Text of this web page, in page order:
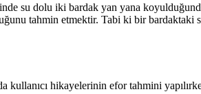
su dolu iki bardak yan yana
tahmin etmektir. Tabi ki bir bardaktaki
hikayelerinin efor tahmini